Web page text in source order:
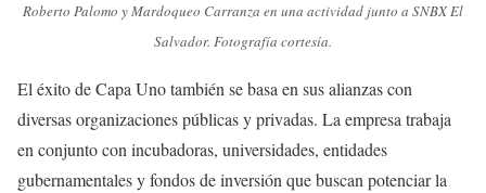
Roberto Palomo y Mardoqueo Carranza en una actividad junto a SNBX El
Salvador. Fotografía cortesía.
El éxito de Capa Uno también se basa en sus alianzas con
diversas organizaciones públicas y privadas. La empresa trabaja
en conjunto con incubadoras, universidades, entidades
gubernamentales y fondos de inversión que buscan potenciar la